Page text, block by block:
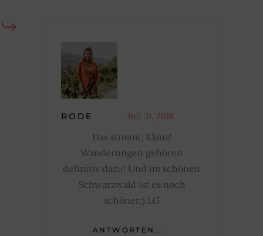
RODE Juli 31, 2018
Das stimmt, Klaus!
Wanderungen gehören
definitiv dazu! Und im schönen
Schwarzwald ist es noch
schöner:) LG
ANTWORTEN...